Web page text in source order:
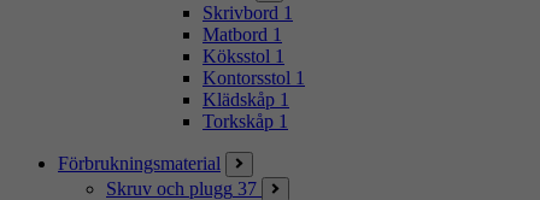
Skrivbord 1
Matbord 1
Köksstol 1
Kontorsstol 1
Klädskåp 1
Torkskåp 1
Förbrukningsmaterial
Skruv och plugg 37